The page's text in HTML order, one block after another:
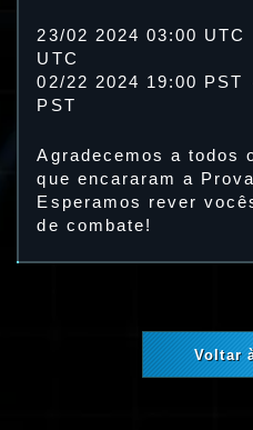
23/02 2024 03:00 UTC
UTC
02/22 2024 19:00 PST
PST
Agradecemos a todos
que encararam a
Esperamos rever
de combate!
Voltar